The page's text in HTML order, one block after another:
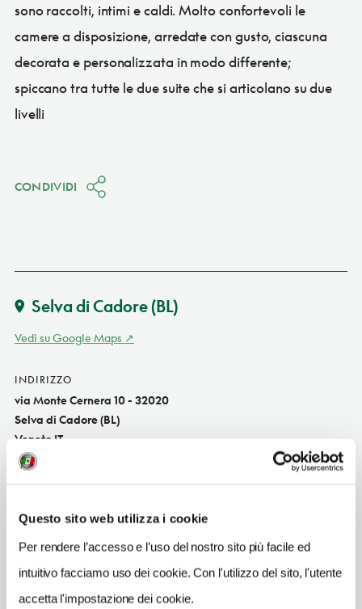
Questo sito web utilizza i cookie
Per rendere l’accesso e l’uso del nostro sito più facile ed
intuitivo facciamo uso dei cookie. Con l'utilizzo del sito, l'utente
accetta l'impostazione dei cookie.
sono raccolti, intimi e caldi. Molto confortevoli le
camere a disposizione, arredate con gusto, ciascuna
decorata e personalizzata in modo differente;
spiccano tra tutte le due suite che si articolano su due
livelli
CONDIVIDI
Selva di Cadore(BL)
Vedi su Google Maps
INDIRIZZO
via Monte Cernera 10 - 32020
Selva di Cadore (BL)
Veneto IT
SITO WEB
INDIRIZZO EMAIL
info@hotelcadelbosco.it
TELEFONO
0437521258